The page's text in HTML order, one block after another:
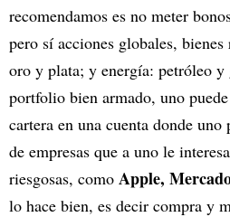
recomendamos es no meter
pero sí acciones globales,
oro y plata; y energía: petróleo y
portfolio bien armado, uno
cartera en una cuenta donde
de empresas que a uno le
riesgosas, como Apple,
lo hace bien, es decir compra y